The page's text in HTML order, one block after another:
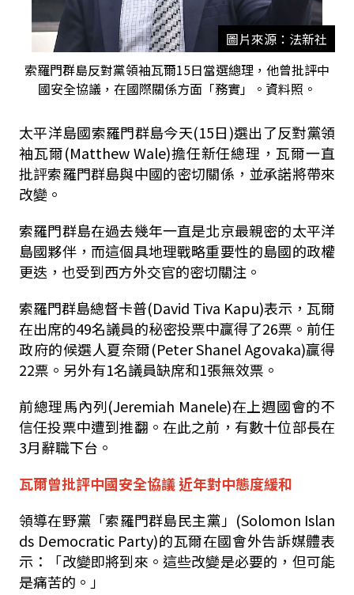
圖片來源：法新社
索羅門群島反對黨領袖瓦爾15日當選總理，他曾批評中
國安全協議，在國際關係方面「務實」。資料照。
太平洋島國索羅門群島今天(15日)選出了反對黨領
袖瓦爾(Matthew Wale)擔任新任總理，瓦爾一直
批評索羅門群島與中國的密切關係，並承諾將帶來
改變。
索羅門群島在過去幾年一直是北京最親密的太平洋
島國夥伴，而這個具地理戰略重要性的島國的政權
更迭，也受到西方外交官的密切關注。
索羅門群島總督卡普(David Tiva Kapu)表示，瓦爾
在出席的49名議員的秘密投票中贏得了26票。前任
政府的候選人夏奈爾(Peter Shanel Agovaka)贏得
22票。另外有1名議員缺席和1張無效票。
前總理馬內列(Jeremiah Manele)在上週國會的不
信任投票中遭到推翻。在此之前，有數十位部長在
3月辭職下台。
瓦爾曾批評中國安全協議 近年對中態度緩和
領導在野黨「索羅門群島民主黨」(Solomon Islan
ds Democratic Party)的瓦爾在國會外告訴媒體表
示：「改變即將到來。這些改變是必要的，但可能
是痛苦的。」